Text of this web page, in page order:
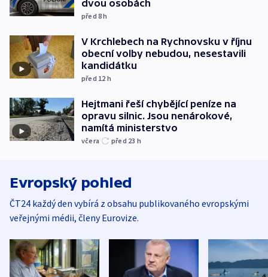
dvou osobách
před 8h
V Krchlebech na Rychnovsku v říjnu
obecní volby nebudou, nesestavili
kandidátku
před 12 h
Hejtmani řeší chybějící peníze na
opravu silnic. Jsou nenárokové,
namítá ministerstvo
včera před 23 h
Evropský pohled
ČT24 každý den vybírá z obsahu publikovaného evropskými
veřejnými médii, členy Eurovize.